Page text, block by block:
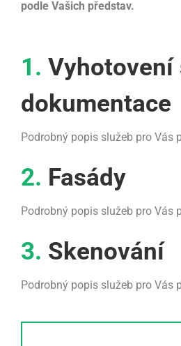
podle Vašich představ.
1. Vyhotovení
dokumentace
Podrobný popis služeb pro Vás
2. Fasády
Podrobný popis služeb pro Vás
3. Skenování
Podrobný popis služeb pro Vás